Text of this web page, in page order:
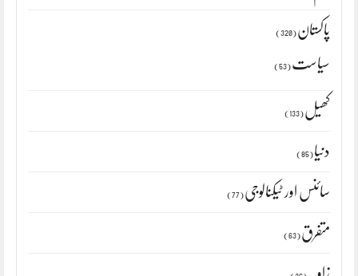
پاکستان (320)
سیاست (53)
کھیل (133)
دنیا (85)
سائنس اور ٹیکنالوجی (77)
متفرق (63)
زاویہ